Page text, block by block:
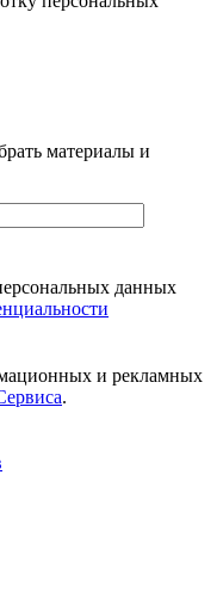
материалы и
данных
и рекламных
.